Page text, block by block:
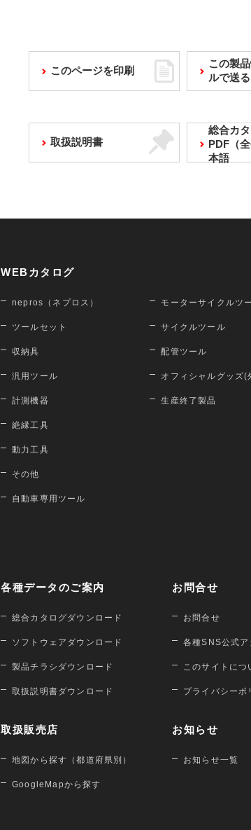
このページを印刷
この製
ルで送る
取扱説明書
総合カ
PDF（
本語
WEBカタログ
nepros（ネプロス）
ツールセット
収納具
汎用ツール
計測機器
絶縁工具
動力工具
その他
自動車専用ツール
モーターサイクルツ
サイクルツール
配管ツール
オフィシャルグッズ(
生産終了製品
各種データのご案内
総合カタログダウンロード
ソフトウェアダウンロード
製品チラシダウンロード
取扱説明書ダウンロード
取扱販売店
地図から探す（都道府県別）
GoogleMapから探す
お問合せ
お問合せ
各種SNS公式ア
このサイトにつ
プライバシーポ
お知らせ
お知らせ一覧